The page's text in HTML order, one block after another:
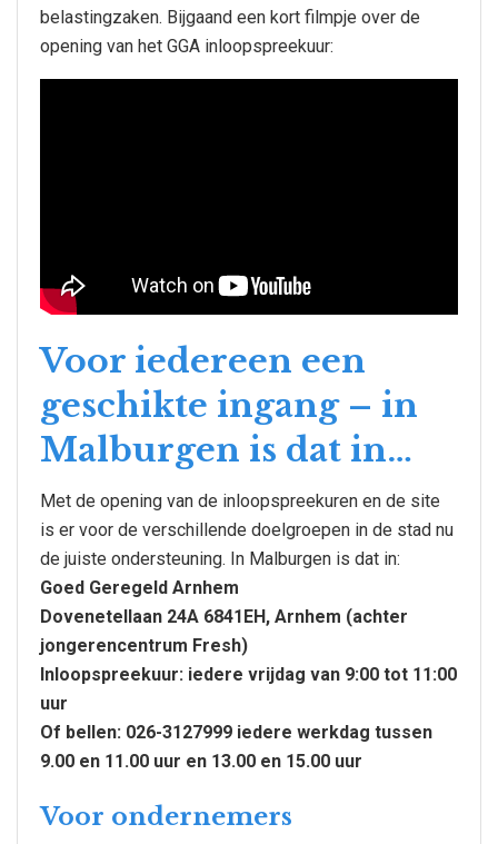
belastingzaken. Bijgaand een kort filmpje over de
opening van het GGA inloopspreekuur:
Voor iedereen een
geschikte ingang – in
Malburgen is dat in…
Met de opening van de inloopspreekuren en de site
is er voor de verschillende doelgroepen in de stad nu
de juiste ondersteuning. In Malburgen is dat in:
Goed Geregeld Arnhem
Dovenetellaan 24A 6841EH, Arnhem (achter
jongerencentrum Fresh)
Inloopspreekuur: iedere vrijdag van 9:00 tot 11:00
uur
Of bellen: 026-3127999 iedere werkdag tussen
9.00 en 11.00 uur en 13.00 en 15.00 uur
Voor ondernemers